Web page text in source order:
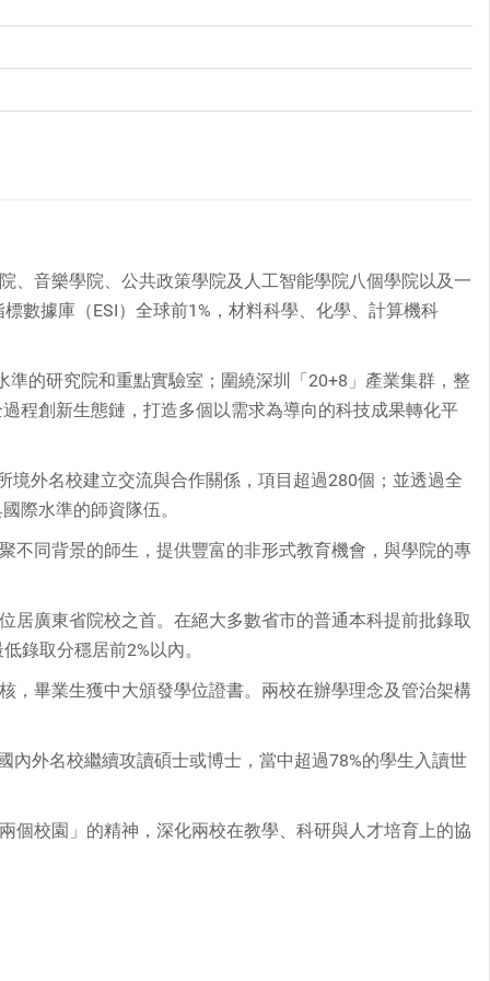
、音樂學院、公共政策學院及人工智能學院八個學院以及一
數據庫（ESI）全球前1%，材料科學、化學、計算機科
的研究院和重點實驗室；圍繞深圳「20+8」產業集群，整
程創新生態鏈，打造多個以需求為導向的科技成果轉化平
外名校建立交流與合作關係，項目超過280個；並透過全
際水準的師資隊伍。
不同背景的師生，提供豐富的非形式教育機會，與學院的專
居廣東省院校之首。在絕大多數省市的普通本科提前批錄取
錄取分穩居前2%以內。
，畢業生獲中大頒發學位證書。兩校在辦學理念及管治架構
外名校繼續攻讀碩士或博士，當中超過78%的學生入讀世
個校園」的精神，深化兩校在教學、科研與人才培育上的協